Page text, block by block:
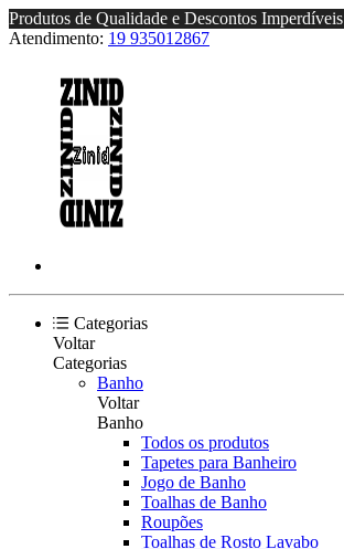
Produtos de Qualidade e Descontos Imperdíveis
Atendimento: 19 935012867
Categorias
Voltar
Categorias
Banho
Voltar
Banho
Todos os produtos
Tapetes para Banheiro
Jogo de Banho
Toalhas de Banho
Roupões
Toalhas de Rosto Lavabo